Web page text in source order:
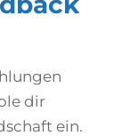
dir
ein.